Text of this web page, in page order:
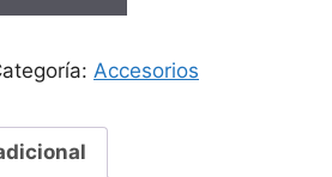
Accesorios